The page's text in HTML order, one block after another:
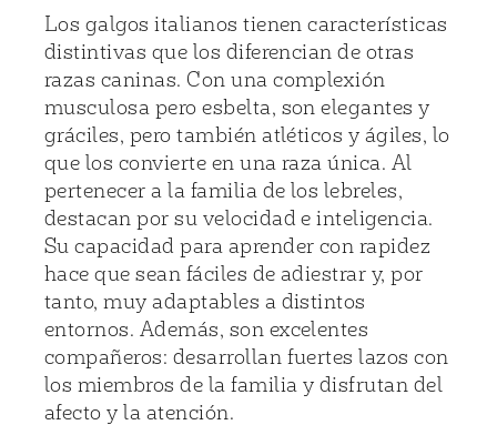
Los galgos italianos tienen características
distintivas que los diferencian de otras
razas caninas. Con una complexión
musculosa pero esbelta, son elegantes y
gráciles, pero también atléticos y ágiles, lo
que los convierte en una raza única. Al
pertenecer a la familia de los lebreles,
destacan por su velocidad e inteligencia.
Su capacidad para aprender con rapidez
hace que sean fáciles de adiestrar y, por
tanto, muy adaptables a distintos
entornos. Además, son excelentes
compañeros: desarrollan fuertes lazos con
los miembros de la familia y disfrutan del
afecto y la atención.